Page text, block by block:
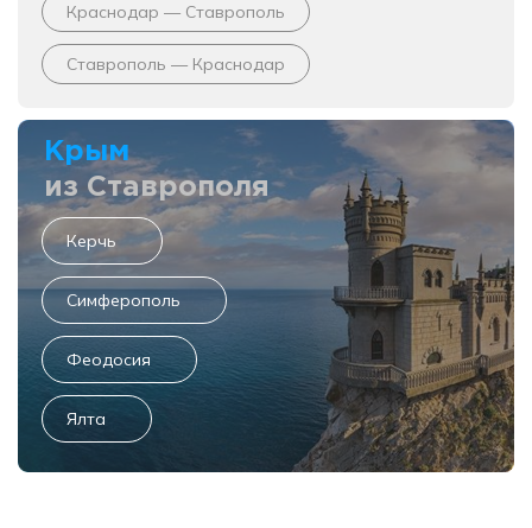
Краснодар — Ставрополь
Ставрополь — Краснодар
Крым
из Ставрополя
Керчь
Симферополь
Феодосия
Ялта